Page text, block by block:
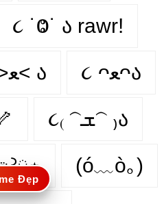
૮ ˙Ⱉ˙ ა rawr!
૮ >ﻌ< ა ૮ ᴖﻌᴖა
૮₍ 𝁽ܫ𝁽 ₎ა
(ó﹏ò｡)
Đẹp